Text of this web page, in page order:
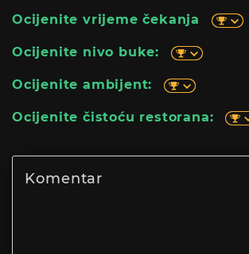
Ocijenite vrijeme čekanja
Ocijenite nivo buke:
Ocijenite ambijent:
Ocijenite čistoću restorana: